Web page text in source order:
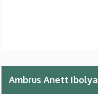
Ambrus Anett Ibolya